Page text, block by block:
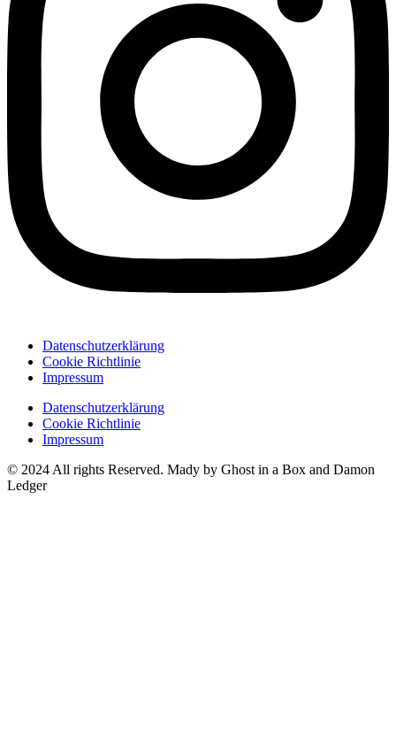
Datenschutzerklärung
Cookie Richtlinie
Impressum
Datenschutzerklärung
Cookie Richtlinie
Impressum
© 2024 All rights Reserved. Mady by Ghost in a Box and Damon
Ledger